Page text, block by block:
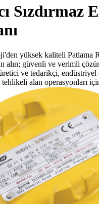
Sızdırmaz
yüksek kaliteli Patlama
alın; güvenli ve verimli
ve tedarikçi, endüstriyel
tehlikeli alan operasyonları